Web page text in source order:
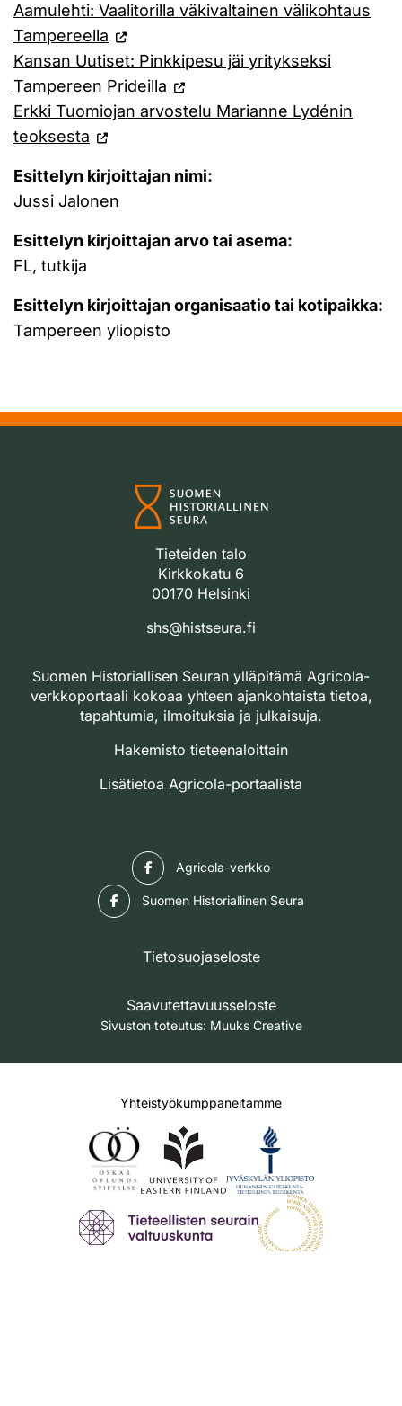
Aamulehti: Vaalitorilla väkivaltainen välikohtaus
Tampereella
Kansan Uutiset: Pinkkipesu jäi yritykseksi
Tampereen Prideilla
Erkki Tuomiojan arvostelu Marianne Lydénin
teoksesta
Esittelyn kirjoittajan nimi:
Jussi Jalonen
Esittelyn kirjoittajan arvo tai asema:
FL, tutkija
Esittelyn kirjoittajan organisaatio tai kotipaikka:
Tampereen yliopisto
Tieteiden talo
Kirkkokatu 6
00170 Helsinki
shs@histseura.fi
Suomen Historiallisen Seuran ylläpitämä Agricola-
verkkoportaali kokoaa yhteen ajankohtaista tietoa,
tapahtumia, ilmoituksia ja julkaisuja.
Hakemisto tieteenaloittain
Lisätietoa Agricola-portaalista
Agricola-verkko
Suomen Historiallinen Seura
Tietosuojaseloste
Saavutettavuusseloste
Sivuston toteutus: Muuks Creative
Yhteistyökumppaneitamme